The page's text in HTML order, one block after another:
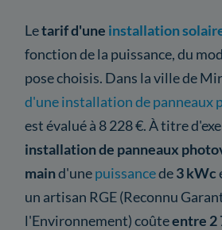
Letarif d'une installation
fonction de la puissance, du
pose choisis. Dans la ville de
d'une installation de panneaux
est évalué à 8 228 €. À titre
installation de panneaux
maind'unepuissancede3 kWc
un artisan RGE (Reconnu
l'Environnement) coûteentre 2